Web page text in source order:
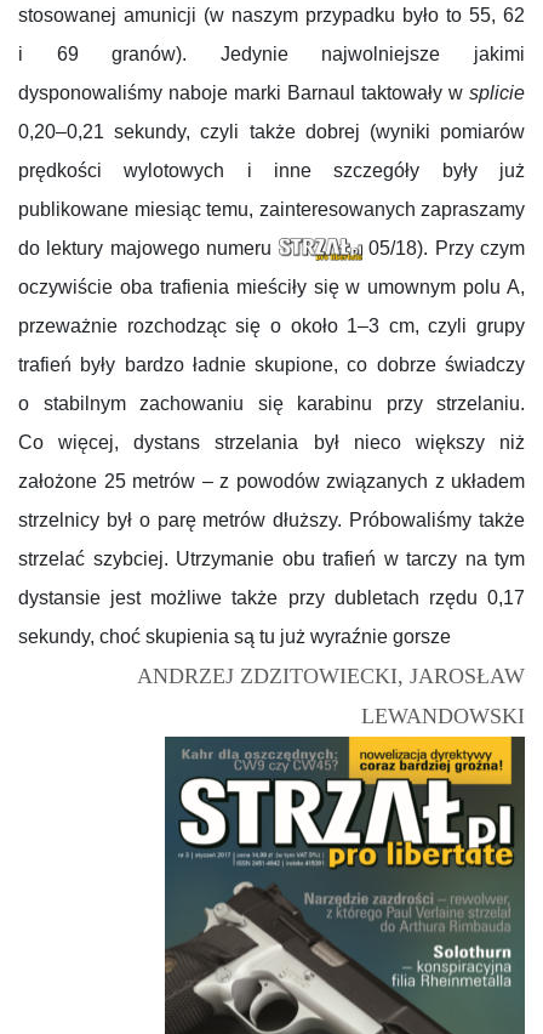
stosowanej amunicji (w naszym przypadku było to 55, 62
i 69 granów). Jedynie najwolniejsze jakimi
dysponowaliśmy naboje marki Barnaul taktowały w splicie
0,20–0,21 sekundy, czyli także dobrej (wyniki pomiarów
prędkości wylotowych i inne szczegóły były już
publikowane miesiąc temu, zainteresowanych zapraszamy
do lektury majowego numeru
05/18). Przy czym
oczywiście oba trafienia mieściły się w umownym polu A,
przeważnie rozchodząc się o około 1–3 cm, czyli grupy
trafień były bardzo ładnie skupione, co dobrze świadczy
o stabilnym zachowaniu się karabinu przy strzelaniu.
Co więcej, dystans strzelania był nieco większy niż
założone 25 metrów – z powodów związanych z układem
strzelnicy był o parę metrów dłuższy. Próbowaliśmy także
strzelać szybciej. Utrzymanie obu trafień w tarczy na tym
dystansie jest możliwe także przy dubletach rzędu 0,17
sekundy, choć skupienia są tu już wyraźnie gorsze
ANDRZEJ ZDZITOWIECKI, JAROSŁAW
LEWANDOWSKI